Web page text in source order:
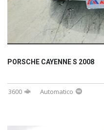
PORSCHE CAYENNE S 2008
3600 Automatico